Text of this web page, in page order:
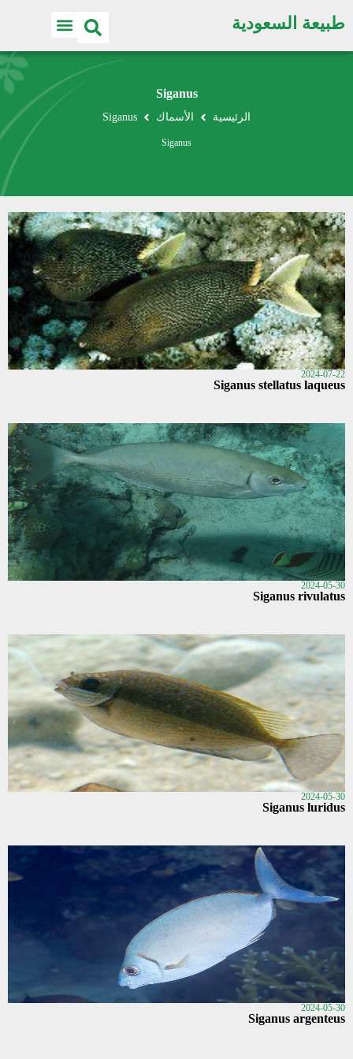
طبيعة السعودية
Siganus
الرئيسية الأسماك Siganus
Siganus
2024-07-22
Siganus stellatus laqueus
2024-05-30
Siganus rivulatus
2024-05-30
Siganus luridus
2024-05-30
Siganus argenteus